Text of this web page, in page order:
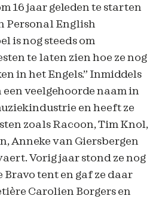
16 jaar geleden te starten
Personal English
is nog steeds om
te laten zien hoe ze nog
in het Engels.” Inmiddels
veelgehoorde naam in
en heeft ze
zoals Racoon, Tim Knol,
Anneke van Giersbergen
Vorig jaar stond ze nog
tent en gaf ze daar
Carolien Borgers en